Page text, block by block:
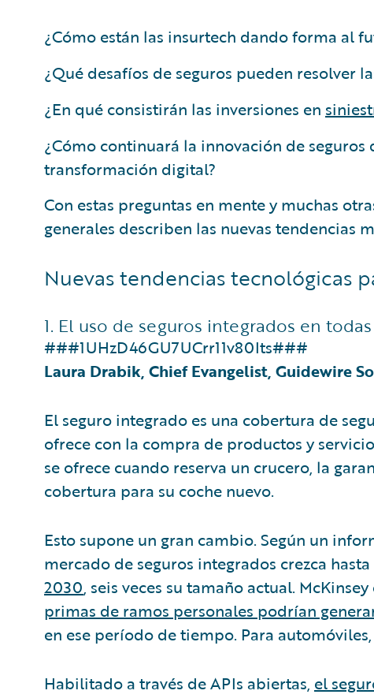
¿Cómo están las insurtech dando forma al
¿Qué desafíos de seguros pueden resolver
¿En qué consistirán las inversiones en
¿Cómo continuará la innovación de
transformación digital?
Con estas preguntas en mente y muchas
generales describen las nuevas tendencias
Nuevas tendencias tecnológicas
1. El uso de seguros integrados en
###1UHzD46GU7UCrr11v80Its###
Laura Drabik, Chief Evangelist, Guidewire
El seguro integrado es una cobertura de
ofrece con la compra de productos y
se ofrece cuando reserva un crucero, la
cobertura para su coche nuevo.
Esto supone un gran cambio. Según un
mercado de seguros integrados crezca hasta
2030, seis veces su tamaño actual.
primas de ramos personales podrían
en ese período de tiempo. Para
Habilitado a través de APIs abiertas, el